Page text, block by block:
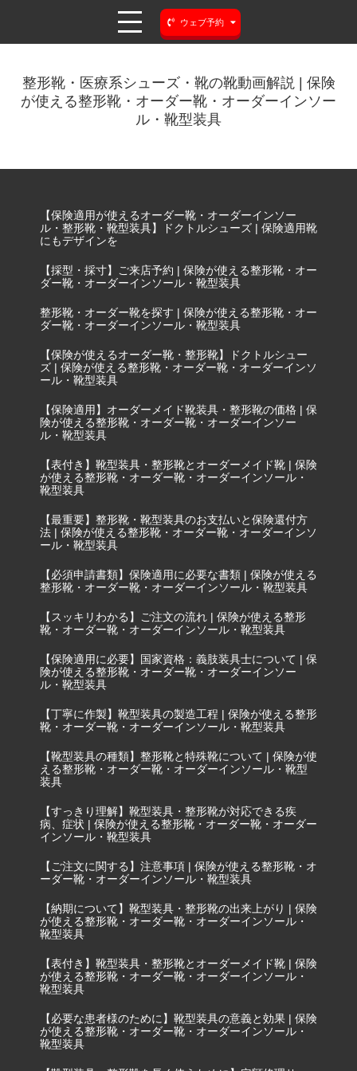
ウェブ予約
整形靴・医療系シューズ・靴の靴動画解説 | 保険
が使える整形靴・オーダー靴・オーダーインソー
ル・靴型装具
【保険適用が使えるオーダー靴・オーダーインソー
ル・整形靴・靴型装具】ドクトルシューズ | 保険適用靴
にもデザインを
【採型・採寸】ご来店予約 | 保険が使える整形靴・オー
ダー靴・オーダーインソール・靴型装具
整形靴・オーダー靴を探す | 保険が使える整形靴・オー
ダー靴・オーダーインソール・靴型装具
【保険が使えるオーダー靴・整形靴】ドクトルシュー
ズ | 保険が使える整形靴・オーダー靴・オーダーインソ
ール・靴型装具
【保険適用】オーダーメイド靴装具・整形靴の価格 | 保
険が使える整形靴・オーダー靴・オーダーインソー
ル・靴型装具
【表付き】靴型装具・整形靴とオーダーメイド靴 | 保険
が使える整形靴・オーダー靴・オーダーインソール・
靴型装具
【最重要】整形靴・靴型装具のお支払いと保険還付方
法 | 保険が使える整形靴・オーダー靴・オーダーインソ
ール・靴型装具
【必須申請書類】保険適用に必要な書類 | 保険が使える
整形靴・オーダー靴・オーダーインソール・靴型装具
【スッキリわかる】ご注文の流れ | 保険が使える整形
靴・オーダー靴・オーダーインソール・靴型装具
【保険適用に必要】国家資格：義肢装具士について | 保
険が使える整形靴・オーダー靴・オーダーインソー
ル・靴型装具
【丁寧に作製】靴型装具の製造工程 | 保険が使える整形
靴・オーダー靴・オーダーインソール・靴型装具
【靴型装具の種類】整形靴と特殊靴について | 保険が使
える整形靴・オーダー靴・オーダーインソール・靴型
装具
【すっきり理解】靴型装具・整形靴が対応できる疾
病、症状 | 保険が使える整形靴・オーダー靴・オーダー
インソール・靴型装具
【ご注文に関する】注意事項 | 保険が使える整形靴・オ
ーダー靴・オーダーインソール・靴型装具
【納期について】靴型装具・整形靴の出来上がり | 保険
が使える整形靴・オーダー靴・オーダーインソール・
靴型装具
【表付き】靴型装具・整形靴とオーダーメイド靴 | 保険
が使える整形靴・オーダー靴・オーダーインソール・
靴型装具
【必要な患者様のために】靴型装具の意義と効果 | 保険
が使える整形靴・オーダー靴・オーダーインソール・
靴型装具